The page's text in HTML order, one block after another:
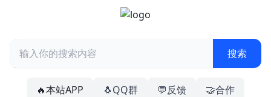
🔥本站APP 🐧QQ群 💬反馈 🤝合作